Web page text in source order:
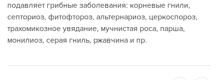
подавляет грибные заболевания: корневые гнили,
септориоз, фитофтороз, альтернариоз, церкоспороз,
трахомикозное увядание, мучнистая роса, парша,
монилиоз, серая гниль, ржавчина и пр.